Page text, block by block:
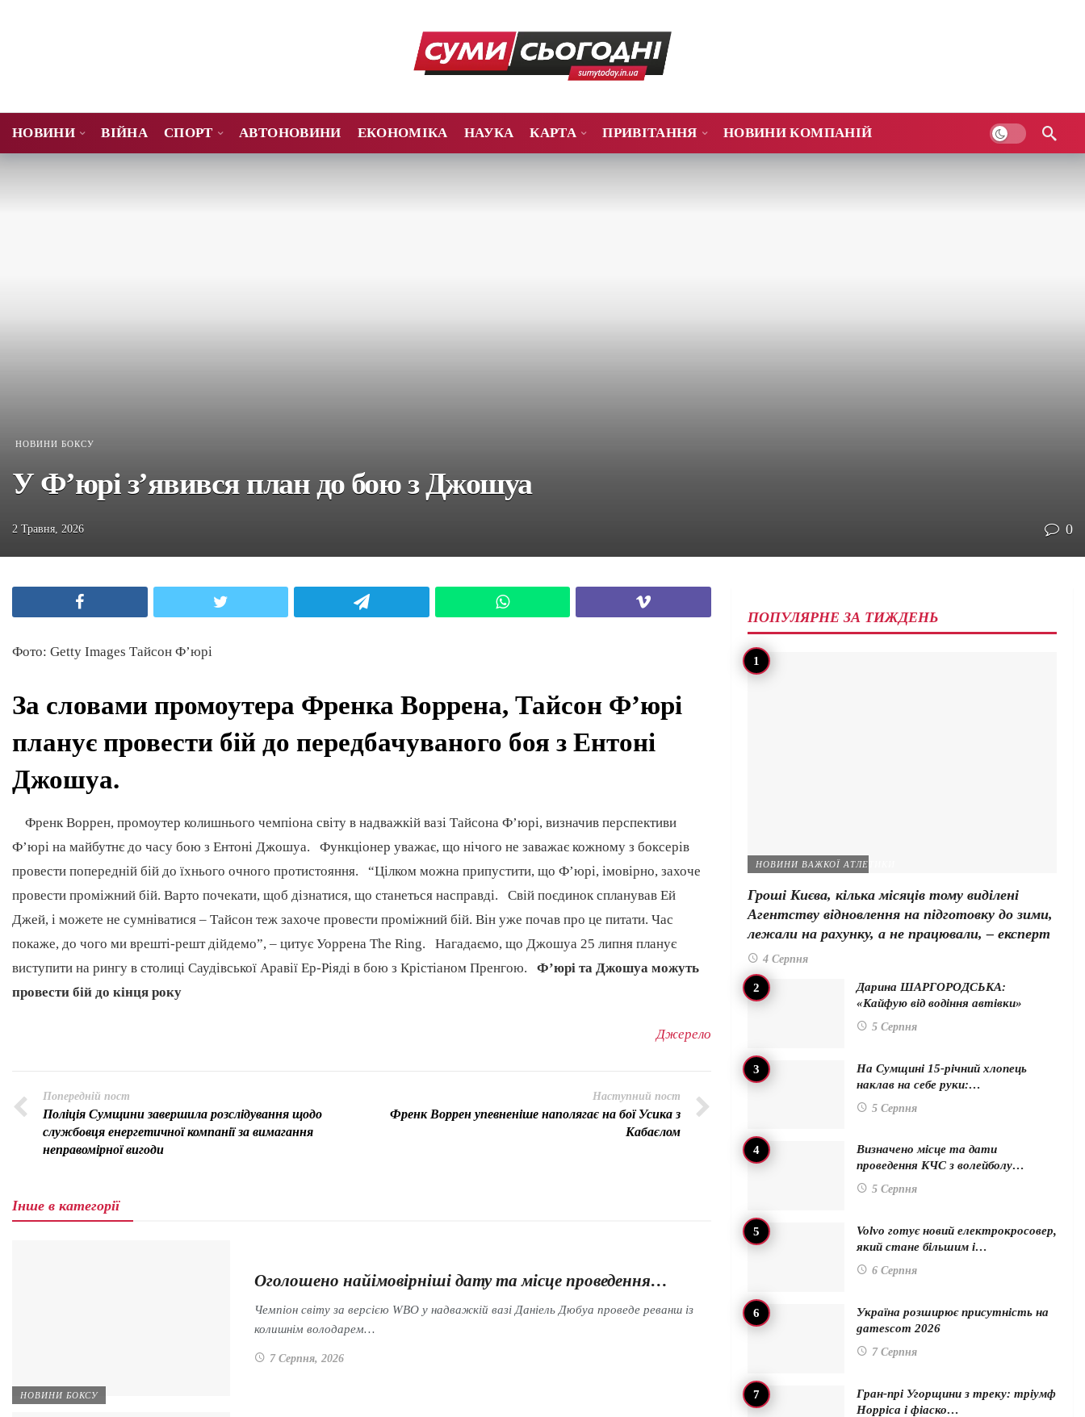
НОВИНИ ВІЙНА СПОРТ АВТОНОВИНИ ЕКОНОМІКА НАУКА КАРТА ПРИВІТАННЯ НОВИНИ КОМПАНІЙ
НОВИНИ БОКСУ
У Ф’юрі з’явився план до бою з Джошуа
2 Травня, 2026 0
Фото: Getty Images Тайсон Ф’юрі
За словами промоутера Френка Воррена, Тайсон Ф’юрі
планує провести бій до передбачуваного боя з Ентоні
Джошуа.
Френк Воррен, промоутер колишнього чемпіона світу в надважкій вазі Тайсона Ф’юрі, визначив перспективи
Ф’юрі на майбутнє до часу бою з Ентоні Джошуа. Функціонер уважає, що нічого не заважає кожному з боксерів
провести попередній бій до їхнього очного протистояння. “Цілком можна припустити, що Ф’юрі, імовірно, захоче
провести проміжний бій. Варто почекати, щоб дізнатися, що станеться насправді. Свій поєдинок спланував Ей
Джей, і можете не сумніватися – Тайсон теж захоче провести проміжний бій. Він уже почав про це питати. Час
покаже, до чого ми врешті-решт дійдемо”, – цитує Уоррена The Ring. Нагадаємо, що Джошуа 25 липня планує
виступити на рингу в столиці Саудівської Аравії Ер-Ріяді в бою з Крістіаном Пренгою. Ф’юрі та Джошуа можуть
провести бій до кінця року
Джерело
Попередній пост
Поліція Сумщини завершила розслідування щодо
службовця енергетичної компанії за вимагання
неправомірної вигоди
Наступний пост
Френк Воррен упевненіше наполягає на бої Усика з
Кабаєлом
Інше в категорії
НОВИНИ БОКСУ
Оголошено найімовірніші дату та місце проведення…
Чемпіон світу за версією WBO у надважкій вазі Даніель Дюбуа проведе реванш із
колишнім володарем…
7 Серпня, 2026
ПОПУЛЯРНЕ ЗА ТИЖДЕНЬ
НОВИНИ ВАЖКОЇ АТЛЕТИКИ
Гроші Києва, кілька місяців тому виділені
Агентству відновлення на підготовку до зими,
лежали на рахунку, а не працювали, – експерт
4 Серпня
Дарина ШАРГОРОДСЬКА:
«Кайфую від водіння автівки»
5 Серпня
На Сумщині 15-річний хлопець
наклав на себе руки:…
5 Серпня
Визначено місце та дати
проведення КЧС з волейболу…
5 Серпня
Volvo готує новий електрокросовер,
який стане більшим і…
6 Серпня
Україна розширює присутність на
gamescom 2026
7 Серпня
Гран-прі Угорщини з треку: тріумф
Норріса і фіаско…